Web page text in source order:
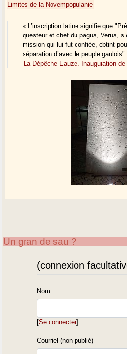
Limites de la Novempopulanie
« L’inscription latine signifie que
questeur et chef du pagus, Verus,
mission qui lui fut confiée, obtint
séparation d’avec le peuple
La Dépêche Eauze. Inauguration
Un gran de sau ?
(connexion
Nom
[Se connecter]
Courriel (non publié)